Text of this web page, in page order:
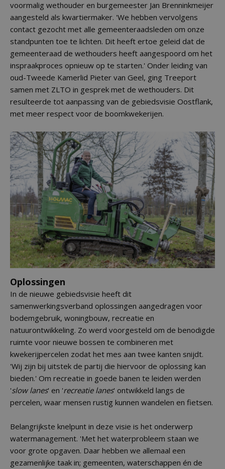
voormalig wethouder en burgemeester Jan Brenninkmeijer
aangesteld als kwartiermaker. 'We hebben vervolgens
contact gezocht met alle gemeenteraadsleden om onze
standpunten toe te lichten. Dit heeft ertoe geleid dat de
gemeenteraad de wethouders heeft aangespoord om het
inspraakproces opnieuw op te starten.' Onder leiding van
oud-Tweede Kamerlid Pieter van Geel, ging Treeport
samen met ZLTO in gesprek met de wethouders. Dit
resulteerde tot aanpassing van de gebiedsvisie Oostflank,
met meer respect voor de boomkwekerijen.
Oplossingen
In de nieuwe gebiedsvisie heeft dit
samenwerkingsverband oplossingen aangedragen voor
bodemgebruik, woningbouw, recreatie en
natuurontwikkeling. Zo werd voorgesteld om de benodigde
ruimte voor nieuwe bossen te combineren met
kwekerijpercelen zodat het mes aan twee kanten snijdt.
'Wij zijn bij uitstek de partij die hiervoor de oplossing kan
bieden.' Om recreatie in goede banen te leiden werden
'slow lanes' en 'recreatie lanes' ontwikkeld langs de
percelen, waar mensen rustig kunnen wandelen en fietsen.
Belangrijkste knelpunt in deze visie is het onderwerp
watermanagement. 'Met het waterprobleem staan we
voor grote opgaven. Daar hebben we allemaal een
gezamenlijke taak in; gemeenten, waterschappen én de